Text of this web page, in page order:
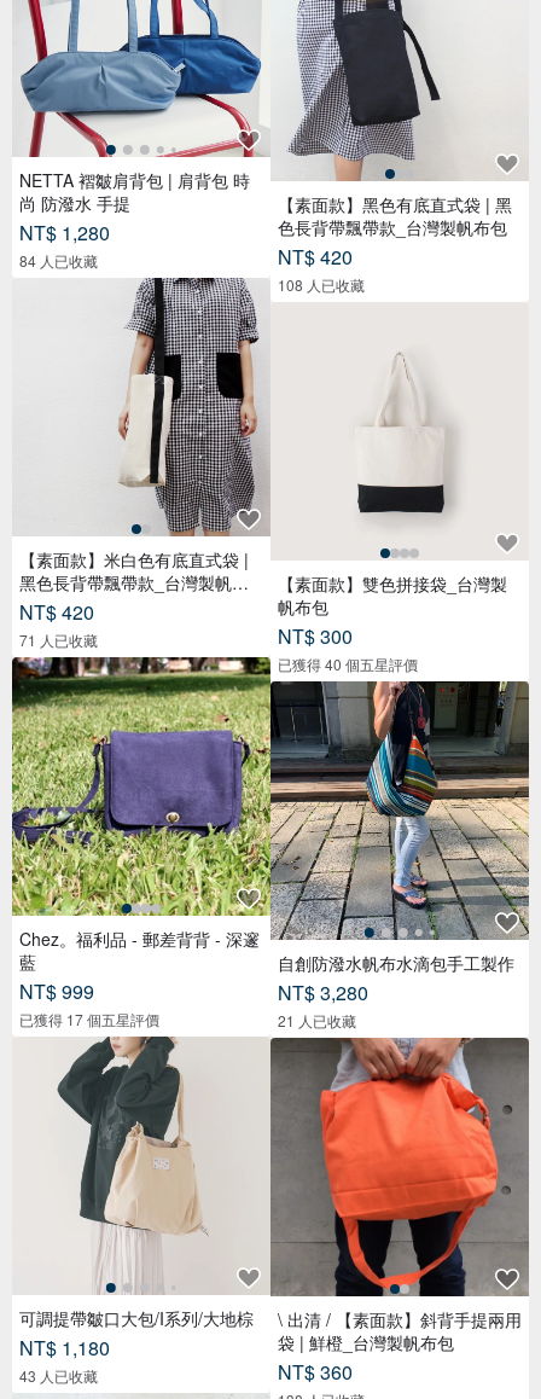
NETTA 褶皺肩背包 | 肩背包 時
尚 防潑水 手提
NT$ 1,280
84 人已收藏
【素面款】米白色有底直式袋 |
黑色長背帶飄帶款_台灣製帆布
包
NT$ 420
71 人已收藏
Chez。福利品 - 郵差背背 - 深邃
藍
NT$ 999
已獲得 17 個五星評價
可調提帶皺口大包/I系列/大地棕
NT$ 1,180
43 人已收藏
【素面款】黑色有底直式袋 | 黑
色長背帶飄帶款_台灣製帆布包
NT$ 420
108 人已收藏
【素面款】雙色拼接袋_台灣製
帆布包
NT$ 300
已獲得 40 個五星評價
自創防潑水帆布水滴包手工製作
NT$ 3,280
21 人已收藏
\ 出清 / 【素面款】斜背手提兩用
袋 | 鮮橙_台灣製帆布包
NT$ 360